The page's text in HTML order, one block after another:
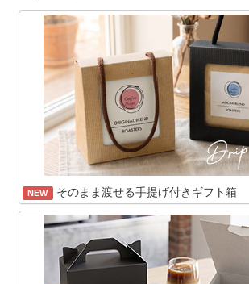
NEW そのまま渡せる手提げ付きギフト箱